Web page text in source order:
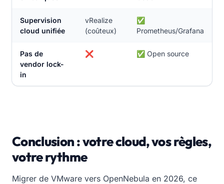
Supervision
cloud unifiée
vRealize
(coûteux)
✅
Prometheus/Grafana
Pas de
vendor lock-
in
❌ ✅ Open source
Conclusion : votre cloud, vos règles,
votre rythme
Migrer de VMware vers OpenNebula en 2026, ce